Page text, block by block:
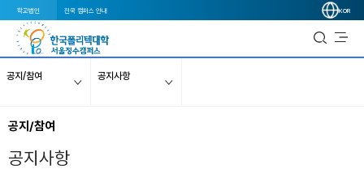
학교법인 전국 캠퍼스 안내 KOR
공지/참여 공지사항
공지/참여
공지사항